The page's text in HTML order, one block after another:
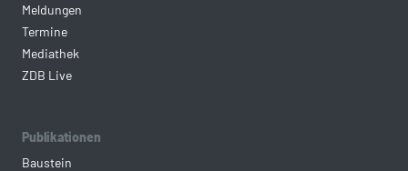
Meldungen
Termine
Mediathek
ZDB Live
Publikationen
Baustein